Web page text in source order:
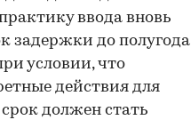
ввода вновь
задержки до полугода
условии, что
действия для
должен стать